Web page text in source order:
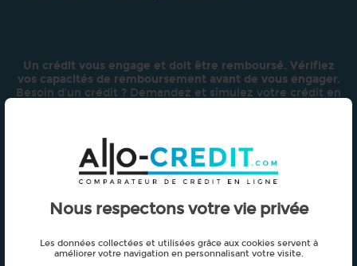
Nous respectons votre vie privée
Les données collectées et utilisées grâce aux cookies servent à
améliorer votre navigation en personnalisant votre visite.
Un crédit vous engage et doit être remboursé. Vérifiez
vos capacités de remboursement avant de vous engager.
Besoin d'un crédit ? Demandez et simulez votre crédit en
Nos offres de credit en 4' chrono !
Crédit - tous projets
Crédit auto
Crédit renouvelable
Prêt personnel
Crédit travaux